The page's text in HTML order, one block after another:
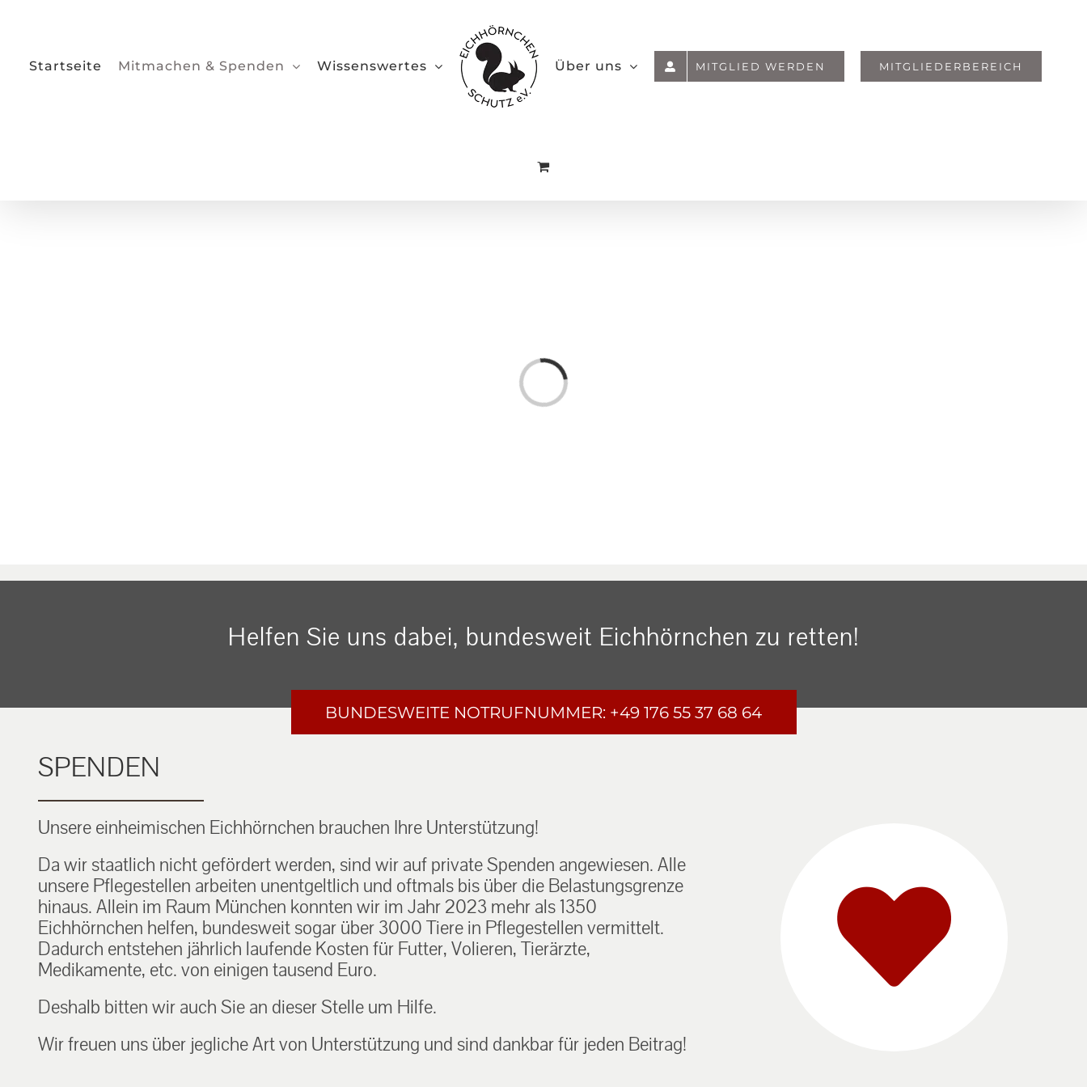
Startseite Mitmachen & Spenden Wissenswertes Über uns MITGLIED WERDEN MITGLIEDERBEREICH
Loading...
Helfen Sie uns dabei, bundesweit Eichhörnchen zu retten!
BUNDESWEITE NOTRUFNUMMER: +49 176 55 37 68 64
SPENDEN
Unsere einheimischen Eichhörnchen brauchen Ihre Unterstützung!
Da wir staatlich nicht gefördert werden, sind wir auf private Spenden angewiesen. Alle
unsere Pflegestellen arbeiten unentgeltlich und oftmals bis über die Belastungsgrenze
hinaus. Allein im Raum München konnten wir im Jahr 2023 mehr als 1350
Eichhörnchen helfen, bundesweit sogar über 3000 Tiere in Pflegestellen vermittelt.
Dadurch entstehen jährlich laufende Kosten für Futter, Volieren, Tierärzte,
Medikamente, etc. von einigen tausend Euro.
Deshalb bitten wir auch Sie an dieser Stelle um Hilfe.
Wir freuen uns über jegliche Art von Unterstützung und sind dankbar für jeden Beitrag!